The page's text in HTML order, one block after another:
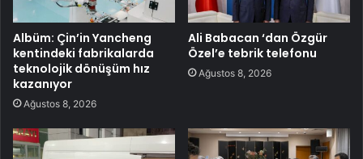
Albüm: Çin’in Yancheng
kentindeki fabrikalarda
teknolojik dönüşüm hız
kazanıyor
Ağustos 8, 2026
Ali Babacan ‘dan Özgür
Özel’e tebrik telefonu
Ağustos 8, 2026